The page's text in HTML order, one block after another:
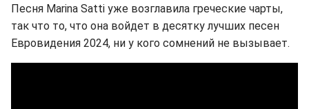
Песня Marina Satti уже возглавила греческие чарты,
так что то, что она войдет в десятку лучших песен
Евровидения 2024, ни у кого сомнений не вызывает.